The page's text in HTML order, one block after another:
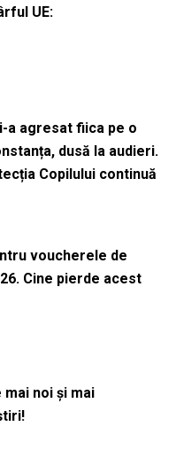
UE:
a agresat fiica pe o
dusă la audieri.
Copilului continuă
voucherele de
Cine pierde acest
noi și mai